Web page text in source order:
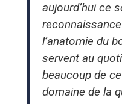
aujourd’hui ce
l’anatomie du
servent au
beaucoup de
domaine de la